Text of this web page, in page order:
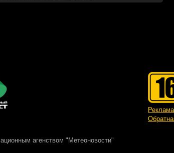
агенством "Метеоновости"